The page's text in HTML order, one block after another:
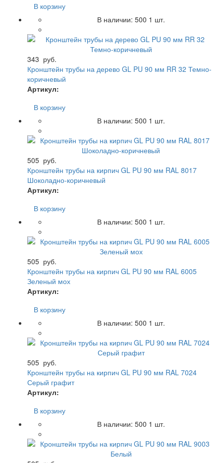
В корзину
В наличии: 500 1 шт.
343 руб.
Кронштейн трубы на дерево GL PU 90 мм RR 32 Темно-
коричневый
Артикул:
В корзину
В наличии: 500 1 шт.
505 руб.
Кронштейн трубы на кирпич GL PU 90 мм RAL 8017
Шоколадно-коричневый
Артикул:
В корзину
В наличии: 500 1 шт.
505 руб.
Кронштейн трубы на кирпич GL PU 90 мм RAL 6005
Зеленый мох
Артикул:
В корзину
В наличии: 500 1 шт.
505 руб.
Кронштейн трубы на кирпич GL PU 90 мм RAL 7024
Серый графит
Артикул:
В корзину
В наличии: 500 1 шт.